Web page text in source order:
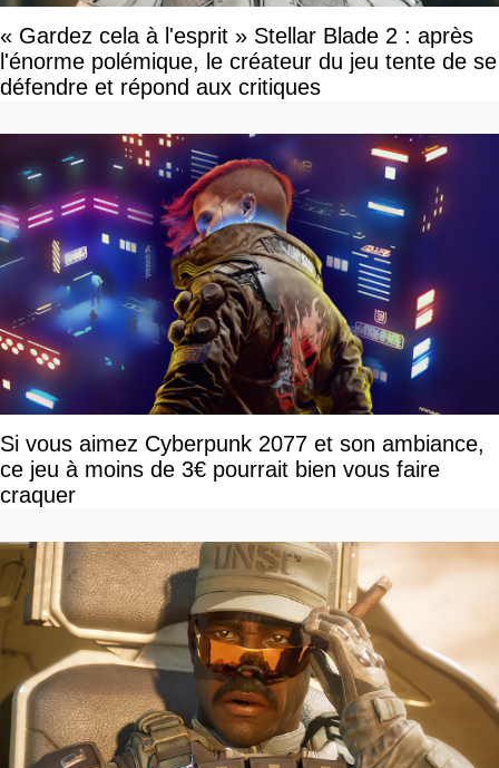
« Gardez cela à l'esprit » Stellar Blade 2 : après
l'énorme polémique, le créateur du jeu tente de se
défendre et répond aux critiques
Si vous aimez Cyberpunk 2077 et son ambiance,
ce jeu à moins de 3€ pourrait bien vous faire
craquer